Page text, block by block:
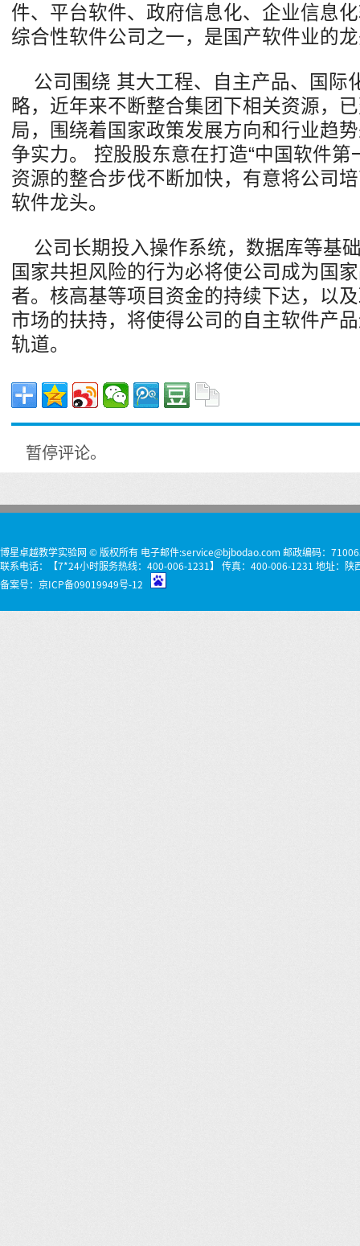
件、平台软件、政府信息化、企业信息
综合性软件公司之一，是国产软件业的
公司围绕 其大工程、自主产品、国际
略，近年来不断整合集团下相关资源，
局，围绕着国家政策发展方向和行业趋
争实力。 控股股东意在打造“中国软件第
资源的整合步伐不断加快，有意将公司
软件龙头。
公司长期投入操作系统，数据库等基
国家共担风险的行为必将使公司成为国
者。核高基等项目资金的持续下达，以
市场的扶持，将使得公司的自主软件产
轨道。
暂停评论。
博星卓越教学实验网 © 版权所有 电子邮件:service@bjbodao.com 邮政编码：
联系电话：【7*24小时服务热线：400-006-1231】 传真：400-006-1231 地址：陕
备案号： 京ICP备09019949号-12